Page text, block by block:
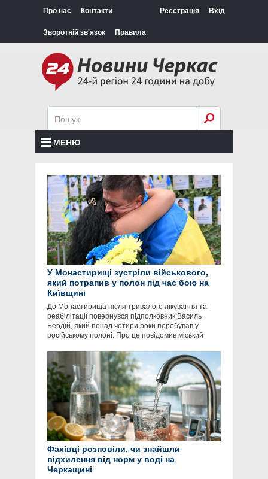
Про нас Контакти
Зворотній зв'язок Правила
Реєстрація Вхід
МЕНЮ
У Монастирищі зустріли військового,
який потрапив у полон під час бою на
Київщині
До Монастирища після тривалого лікування та
реабілітації повернувся підполковник Василь
Бердій, який понад чотири роки перебував у
російському полоні. Про це повідомив міський
Фахівці розповіли, чи знайшли
відхилення від норм у воді на
Черкащині